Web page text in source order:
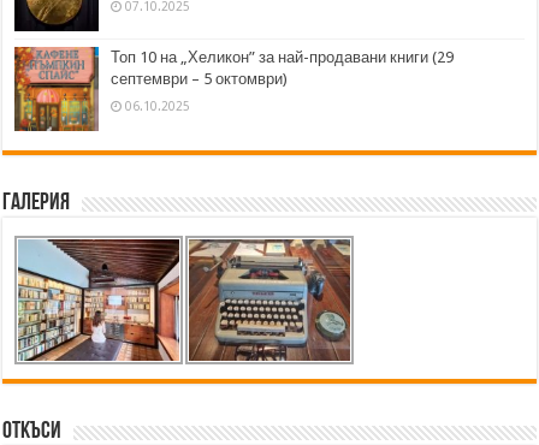
07.10.2025
Топ 10 на „Хеликон” за най-продавани книги (29
септември – 5 октомври)
06.10.2025
Галерия
Откъси